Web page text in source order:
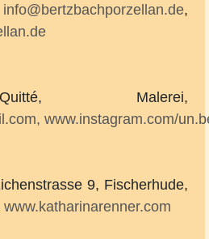
info@bertzbachporzellan.de,
Malerei,
www.instagram.com/
9, Fischerhude,
www.katharinarenner.com